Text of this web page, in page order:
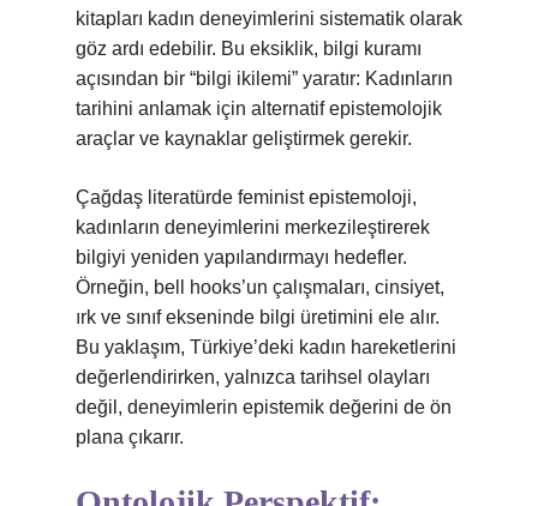
kitapları kadın deneyimlerini sistematik olarak
göz ardı edebilir. Bu eksiklik, bilgi kuramı
açısından bir “bilgi ikilemi” yaratır: Kadınların
tarihini anlamak için alternatif epistemolojik
araçlar ve kaynaklar geliştirmek gerekir.
Çağdaş literatürde feminist epistemoloji,
kadınların deneyimlerini merkezileştirerek
bilgiyi yeniden yapılandırmayı hedefler.
Örneğin, bell hooks’un çalışmaları, cinsiyet,
ırk ve sınıf ekseninde bilgi üretimini ele alır.
Bu yaklaşım, Türkiye’deki kadın hareketlerini
değerlendirirken, yalnızca tarihsel olayları
değil, deneyimlerin epistemik değerini de ön
plana çıkarır.